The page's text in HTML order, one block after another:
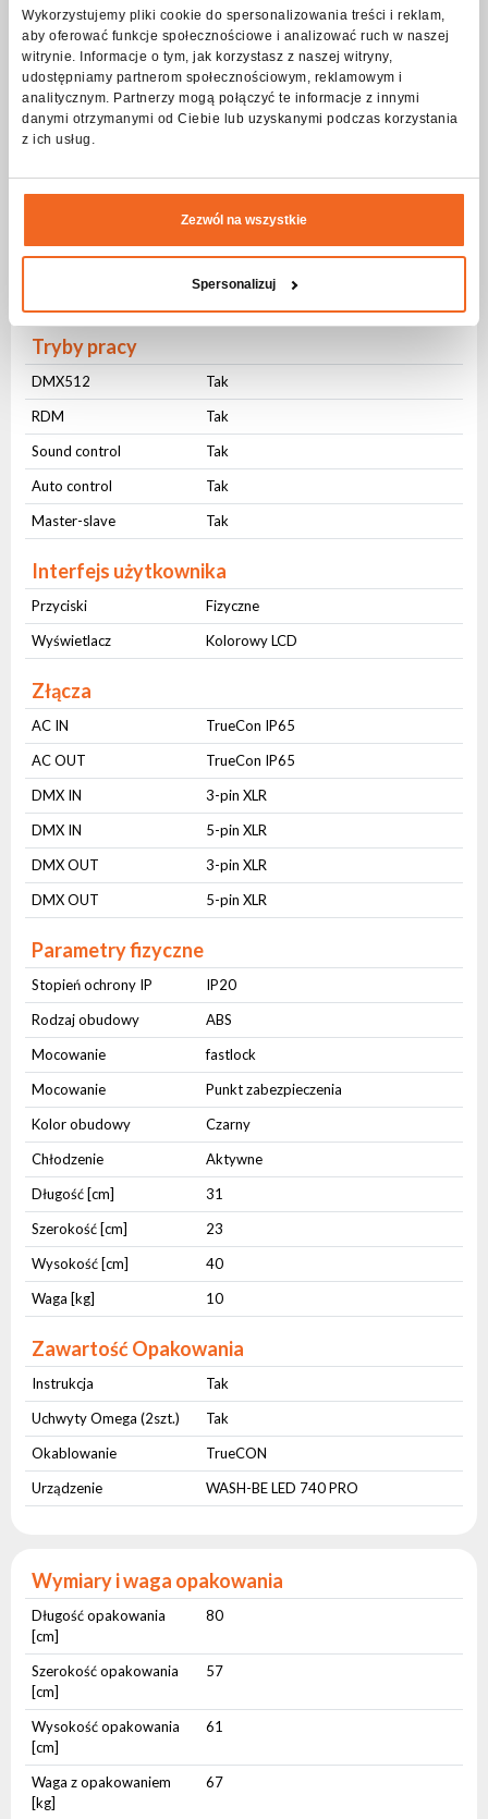
Wykorzystujemy pliki cookie do spersonalizowania treści i reklam,
aby oferować funkcje społecznościowe i analizować ruch w naszej
witrynie. Informacje o tym, jak korzystasz z naszej witryny,
udostępniamy partnerom społecznościowym, reklamowym i
analitycznym. Partnerzy mogą połączyć te informacje z innymi
danymi otrzymanymi od Ciebie lub uzyskanymi podczas korzystania
z ich usług.
Zezwól na wszystkie
Spersonalizuj
Losowa
Tak
Sterowanie DMX
Ilość trybów
3
Ilość kanałów
Ruch
540 ⁰
Zakres TILT
270 ⁰
Tryby pracy
DMX512
Tak
RDM
Tak
Sound control
Tak
Auto control
Tak
Master-slave
Tak
Interfejs użytkownika
Przyciski
Fizyczne
Wyświetlacz
Kolorowy LCD
Złącza
AC IN
TrueCon IP65
AC OUT
TrueCon IP65
DMX IN
3-pin XLR
DMX IN
5-pin XLR
DMX OUT
3-pin XLR
DMX OUT
5-pin XLR
Parametry fizyczne
Stopień ochrony IP
IP20
Rodzaj obudowy
ABS
Mocowanie
fastlock
Mocowanie
Punkt zabezpieczenia
Kolor obudowy
Czarny
Chłodzenie
Aktywne
Długość [cm]
31
Szerokość [cm]
23
Wysokość [cm]
40
Waga [kg]
10
Zawartość Opakowania
Instrukcja
Tak
Uchwyty Omega (2szt.)
Tak
Okablowanie
TrueCON
Urządzenie
WASH-BE LED 740 PRO
Wymiary i waga opakowania
Długość opakowania
[cm]
80
Szerokość opakowania
[cm]
57
Wysokość opakowania
[cm]
61
Waga z opakowaniem
[kg]
67